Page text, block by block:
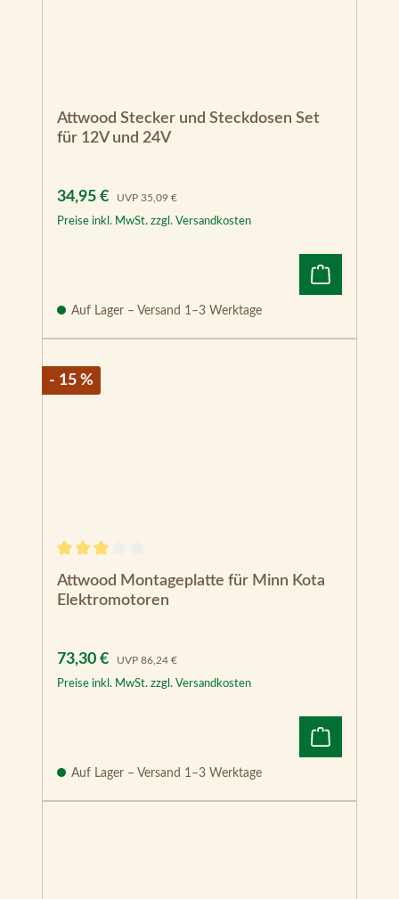
Attwood Stecker und Steckdosen Set
für 12V und 24V
Verkaufspreis:
34,95 € UVP Regulärer Preis:
35,09 €
Preise inkl. MwSt. zzgl. Versandkosten
Auf Lager – Versand 1–3 Werktage
- 15 %
Durchschnittliche Bewertung von 3 von 5 Sternen
Attwood Montageplatte für Minn Kota
Elektromotoren
Verkaufspreis:
73,30 € UVP Regulärer Preis:
86,24 €
Preise inkl. MwSt. zzgl. Versandkosten
Auf Lager – Versand 1–3 Werktage